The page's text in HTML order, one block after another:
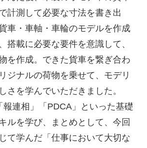
計測して必要な寸法を書き出
車・車軸・車輪のモデルを作成
搭載に必要な要件を意識して、
を作成。できた貨車を繋ぎ合わ
ジナルの荷物を乗せて、モデリ
さを学んでいただきました。
報連相」「PDCA」といった基礎
ルを学び、まとめとして、今回
て学んだ「仕事において大切な